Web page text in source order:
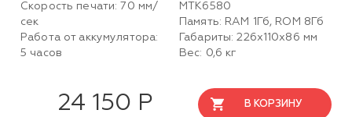
Скорость печати: 70 мм/
сек
Работа от аккумулятора:
5 часов
MTK6580
Память: RAM 1Гб, ROM 8Гб
Габариты: 226х110х86 мм
Вес: 0,6 кг
24 150 Р В КОРЗИНУ